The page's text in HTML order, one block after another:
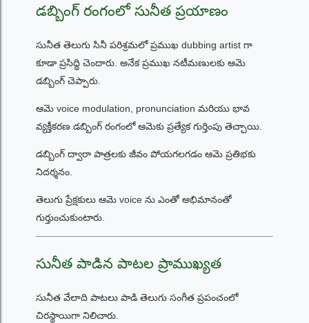
డబ్బింగ్ రంగంలో సునీత ప్రయాణం
సునీత తెలుగు సినీ పరిశ్రమలో ప్రముఖ dubbing artist గా
కూడా ప్రసిద్ధి చెందారు. అనేక ప్రముఖ నటీమణులకు ఆమె
డబ్బింగ్ చెప్పారు.
ఆమె voice modulation, pronunciation మరియు భావ
వ్యక్తీకరణ డబ్బింగ్ రంగంలో ఆమెకు ప్రత్యేక గుర్తింపు తెచ్చాయి.
డబ్బింగ్ ద్వారా పాత్రలకు జీవం పోయగలగడం ఆమె ప్రతిభకు
నిదర్శనం.
తెలుగు ప్రేక్షకులు ఆమె voice ను ఎంతో అభిమానంతో
గుర్తుంచుకుంటారు.
సునీత పాడిన పాటల ప్రాముఖ్యత
సునీత వేలాది పాటలు పాడి తెలుగు సంగీత ప్రపంచంలో
చిరస్థాయిగా నిలిచారు.